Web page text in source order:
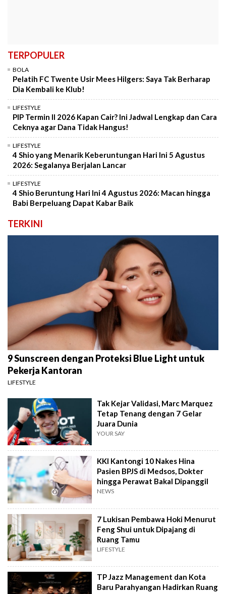
TERPOPULER
BOLA
Pelatih FC Twente Usir Mees Hilgers: Saya Tak Berharap
Dia Kembali ke Klub!
LIFESTYLE
PIP Termin II 2026 Kapan Cair? Ini Jadwal Lengkap dan Cara
Ceknya agar Dana Tidak Hangus!
LIFESTYLE
4 Shio yang Menarik Keberuntungan Hari Ini 5 Agustus
2026: Segalanya Berjalan Lancar
LIFESTYLE
4 Shio Beruntung Hari Ini 4 Agustus 2026: Macan hingga
Babi Berpeluang Dapat Kabar Baik
TERKINI
9 Sunscreen dengan Proteksi Blue Light untuk
Pekerja Kantoran
LIFESTYLE
Tak Kejar Validasi, Marc Marquez
Tetap Tenang dengan 7 Gelar
Juara Dunia
YOUR SAY
KKI Kantongi 10 Nakes Hina
Pasien BPJS di Medsos, Dokter
hingga Perawat Bakal Dipanggil
NEWS
7 Lukisan Pembawa Hoki Menurut
Feng Shui untuk Dipajang di
Ruang Tamu
LIFESTYLE
TP Jazz Management dan Kota
Baru Parahyangan Hadirkan Ruang